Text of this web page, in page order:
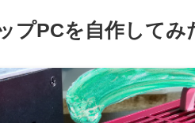
プPCを自作してみ